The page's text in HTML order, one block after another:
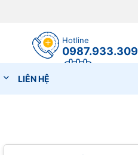
Hotline
0987.933.309
LIÊN HỆ